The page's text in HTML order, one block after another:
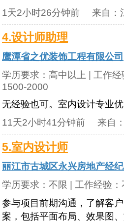
1天2小时26分钟前 来自：
4.设计师助理
鹰潭省之优装饰工程有限公司
学历要求： 高中以上 | 工作
1500-2000
无经验也可。室内设计专业
11天2小时41分钟前 来自
5.室内设计师
丽江市古城区永兴房地产经
学历要求： 不限 | 工作经验：
参与项目前期沟通，了解客
案，包括平面布局、效果图